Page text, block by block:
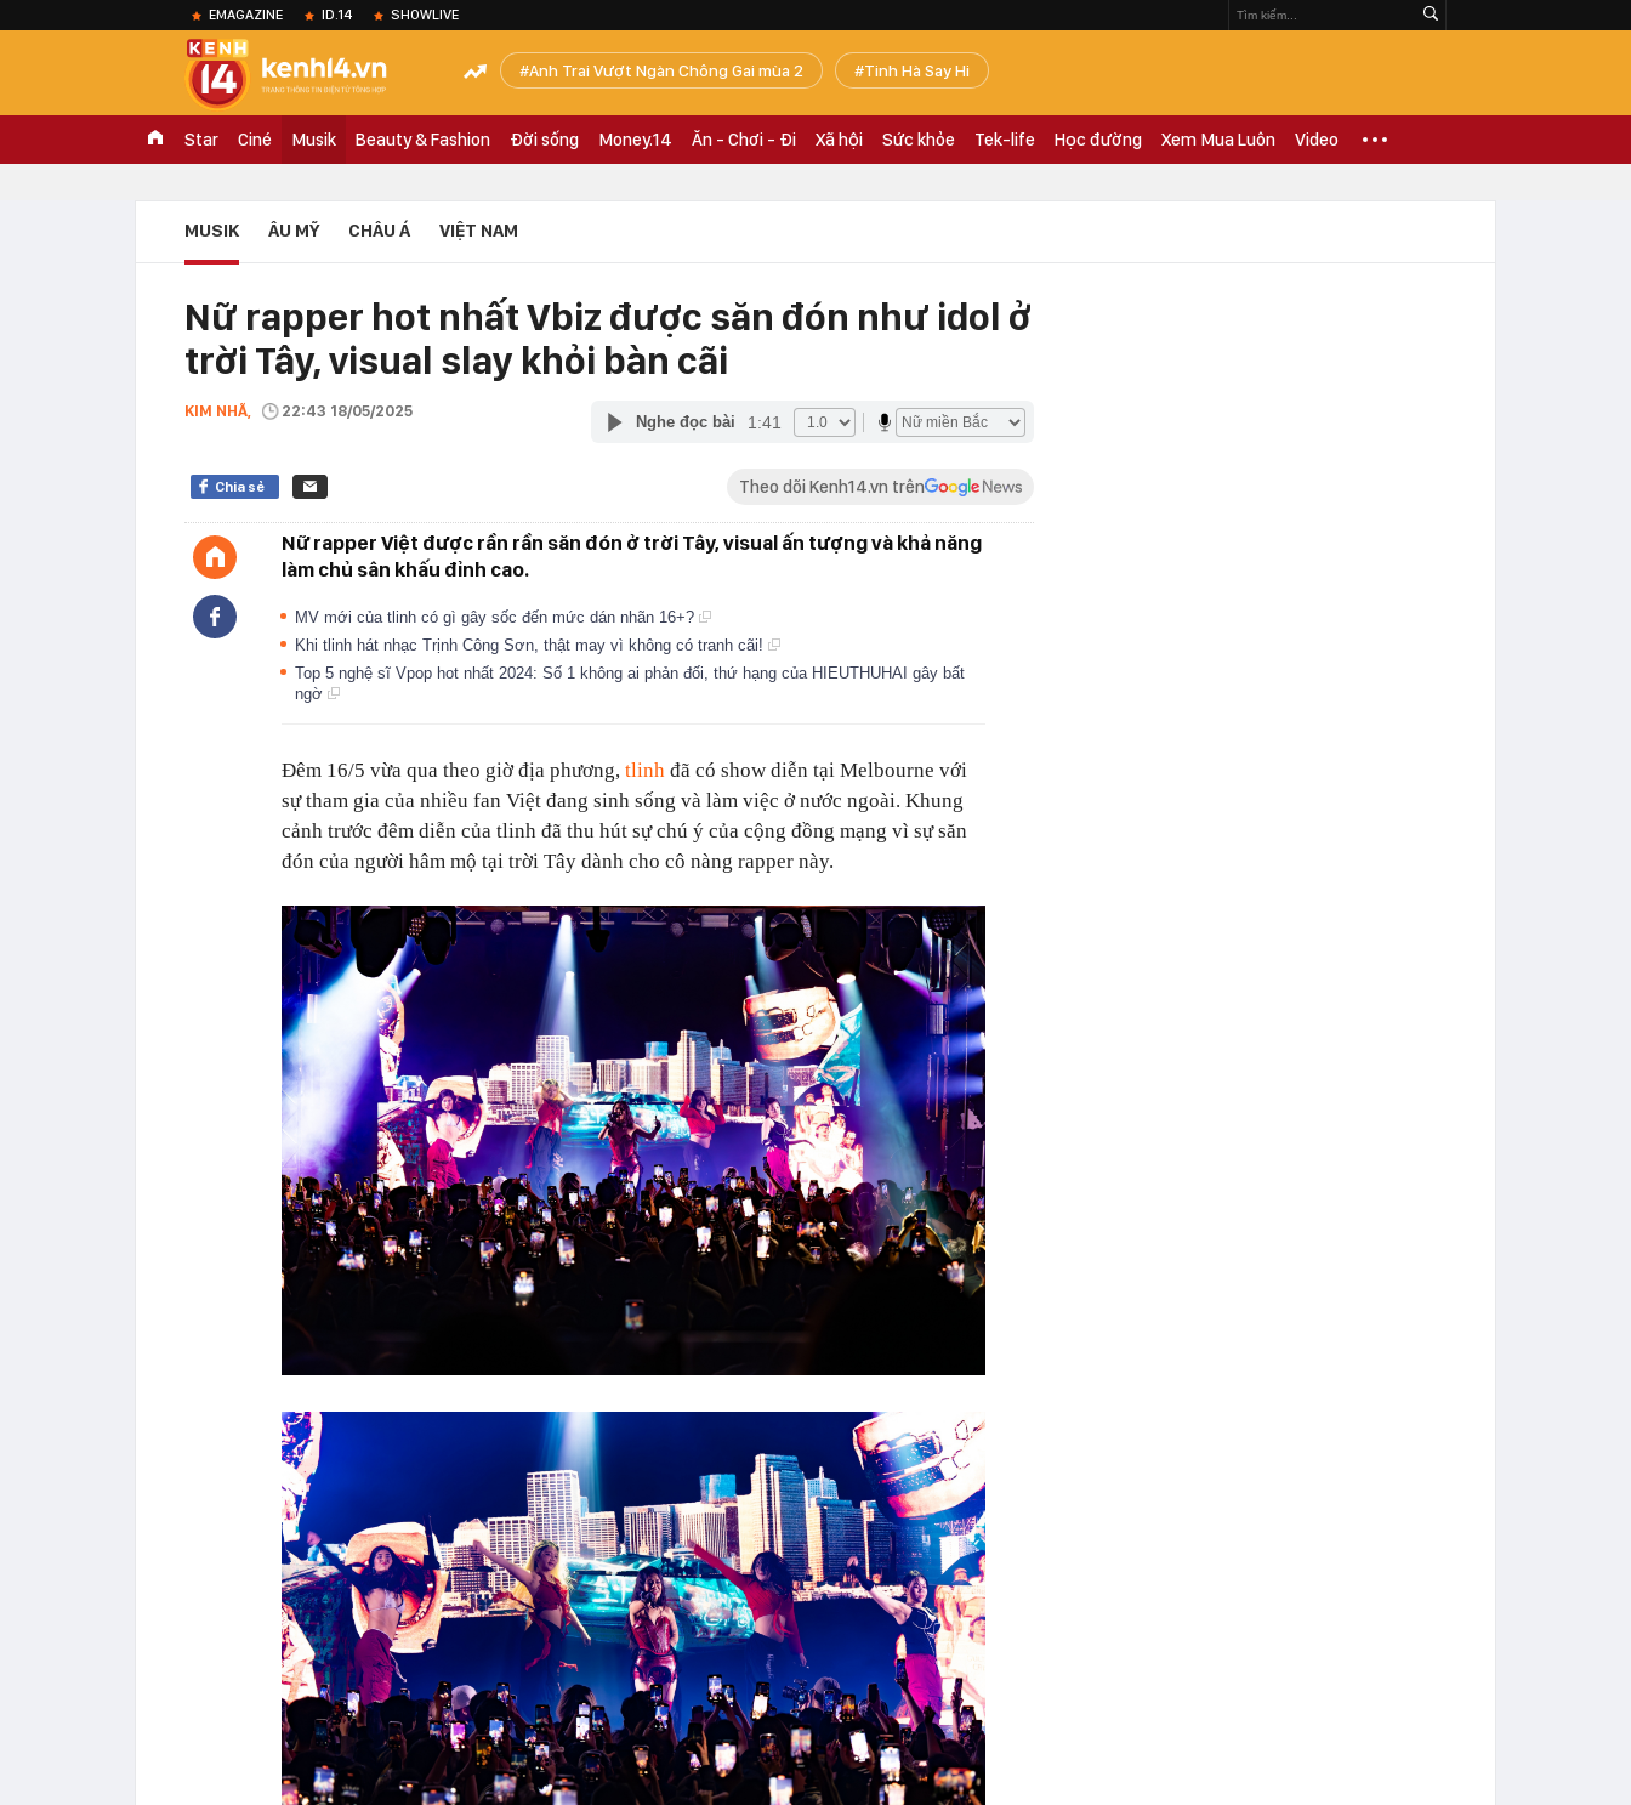
EMAGAZINE ID.14 SHOWLIVE
Anh Trai Vượt Ngàn Chông Gai mùa 2 Tinh Hà Say Hi
Star Ciné Musik Beauty & Fashion Đời sống Money.14 Ăn - Chơi - Đi Xã hội Sức khỏe Tek-life Học đường Xem Mua Luôn Video
MUSIK ÂU MỸ CHÂU Á VIỆT NAM
Nữ rapper hot nhất Vbiz được săn đón như idol ở
trời Tây, visual slay khỏi bàn cãi
KIM NHÃ, 22:43 18/05/2025
Nghe đọc bài 1:41
Chia sẻ Theo dõi Kenh14.vn trên
Nữ rapper Việt được rần rần săn đón ở trời Tây, visual ấn tượng và khả năng
làm chủ sân khấu đỉnh cao.
MV mới của tlinh có gì gây sốc đến mức dán nhãn 16+?
Khi tlinh hát nhạc Trịnh Công Sơn, thật may vì không có tranh cãi!
Top 5 nghệ sĩ Vpop hot nhất 2024: Số 1 không ai phản đối, thứ hạng của HIEUTHUHAI gây bất
ngờ
Đêm 16/5 vừa qua theo giờ địa phương, tlinh đã có show diễn tại Melbourne với
sự tham gia của nhiều fan Việt đang sinh sống và làm việc ở nước ngoài. Khung
cảnh trước đêm diễn của tlinh đã thu hút sự chú ý của cộng đồng mạng vì sự săn
đón của người hâm mộ tại trời Tây dành cho cô nàng rapper này.